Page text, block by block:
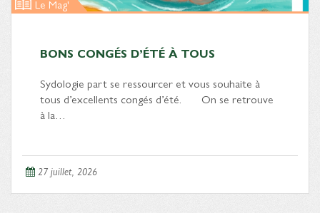
Le Mag'
BONS CONGÉS D’ÉTÉ À TOUS
Sydologie part se ressourcer et vous souhaite à
tous d’excellents congés d’été. On se retrouve
à la…
27 juillet, 2026